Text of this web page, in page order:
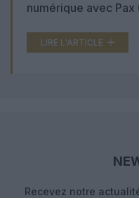
numérique avec Pax
LIRE L'ARTICLE
Recevez notre